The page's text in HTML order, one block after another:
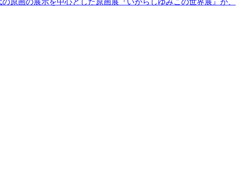
原画の展示を中心とした原画展『いがらしゆみこの世界展』が、